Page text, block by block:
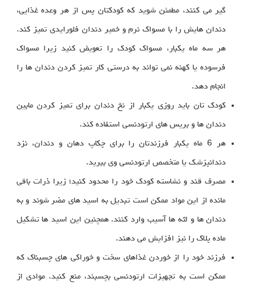
گیر می کنند، مطمئن شوید که کودکتان پس از هر وعده غذایی،
دندان هایش را با مسواک نرم و خمیر دندان فلورایدی تمیز کند.
هر سه ماه یکبار، مسواک کودک را تعویض کنید زیرا مسواک
فرسوده یا کهنه نمی تواند به درستی کار تمیز کردن دندان ها را
انجام دهد.
کودک تان باید روزی یکبار از نخ دندان برای تمیز کردن مابین
دندان ها و بریس های ارتودنسی استفاده کند.
هر 6 ماه یکبار فرزندتان را برای چکاپ دهان و دندان، نزد
دندانپزشک یا متخصص ارتودنسی وی ببرید.
مصرف قند و نشاسته کودک خود را محدود کنید؛ زیرا ذرات باقی
مانده از این مواد ممکن است تبدیل به اسید های مضر شوند و به
دندان ها و لثه ها آسیب وارد کنند. همچنین این اسید ها تشکیل
ماده پلاک را نیز افزایش می دهند.
فرزند خود را از خوردن غذاهای سخت و خوراکی های چسبناک که
ممکن است به تجهیزات ارتودنسی بچسبند، منع کنید. موادی از